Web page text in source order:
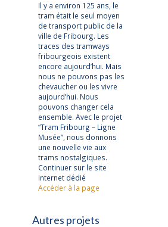
Il y a environ 125 ans, le
tram était le seul moyen
de transport public de la
ville de Fribourg. Les
traces des tramways
fribourgeois existent
encore aujourd’hui. Mais
nous ne pouvons pas les
chevaucher ou les vivre
aujourd’hui. Nous
pouvons changer cela
ensemble. Avec le projet
“Tram Fribourg – Ligne
Musée”, nous donnons
une nouvelle vie aux
trams nostalgiques.
Continuer sur le site
internet dédié
Accéder à la page
Autres projets